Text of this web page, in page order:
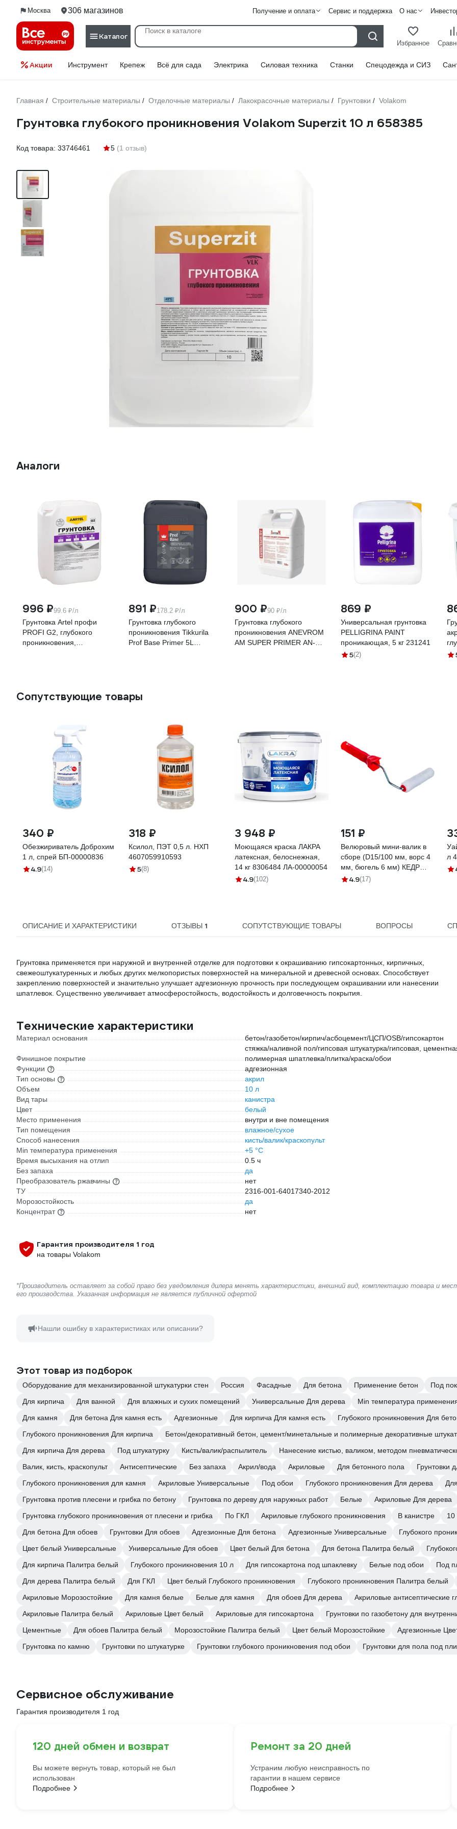
Москва 306 магазинов Получение и оплата Сервис и поддержка О нас
Каталог
Избранное
Акции Инструмент Крепеж Всё для сада Электрика Силовая техника Станки Спецодежда и СИЗ
Главная / Строительные материалы / Отделочные материалы / Лакокрасочные материалы / Грунтовки / Volakom
Грунтовка глубокого проникновения Volakom Superzit 10 л 658385
Код товара: 33746461 5 (1 отзыв)
Аналоги
996 ₽99.6 ₽/л
Грунтовка Artel профи
PROFI G2, глубокого
проникновения,
891 ₽178.2 ₽/л
Грунтовка глубокого
проникновения Tikkurila
Prof Base Primer 5L
900 ₽90 ₽/л
Грунтовка глубокого
проникновения ANEVROM
AM SUPER PRIMER AN-
869 ₽
Универсальная грунтовка
PELLIGRINA PAINT
проникающая, 5 кг 231241
5(2)
кг
Сопутствующие товары
340 ₽
Обезжириватель Доброхим
1 л, спрей БП-00000836
4.9(14)
318 ₽
Ксилол, ПЭТ 0,5 л. НХП
4607059910593
5(8)
3 948 ₽
Моющаяся краска ЛАКРА
латексная, белоснежная,
14 кг 8306484 ЛА-00000054
4.9(102)
151 ₽
Велюровый мини-валик в
сборе (D15/100 мм, ворс 4
мм, бюгель 6 мм) КЕДР
043-1510 25948
4.9(17)
л
ОПИСАНИЕ И ХАРАКТЕРИСТИКИ ОТЗЫВЫ 1 СОПУТСТВУЮЩИЕ ТОВАРЫ ВОПРОСЫ
Грунтовка применяется при наружной и внутренней отделке для подготовки к окрашиванию гипсокартонных, кирпичных,
свежеоштукатуренных и любых других мелкопористых поверхностей на минеральной и древесной основах. Способствует
закреплению поверхностей и значительно улучшает адгезионную прочность при последующем окрашивании или нанесении
шпатлевок. Существенно увеличивает атмосферостойкость, водостойкость и долговечность покрытия.
Технические характеристики
Материал основания бетон/газобетон/кирпич/асбоцемент/ЦСП/OSB/гипсокартон
Финишное покрытие
стяжка/наливной пол/гипсовая штукатурка/гипсовая,
полимерная шпатлевка/плитка/краска/обои
Функции
адгезионная
Тип основы
акрил
Объем
10 л
Вид тары
канистра
Цвет
белый
Место применения
внутри и вне помещения
Тип помещения
влажное/сухое
Способ нанесения
кисть/валик/краскопульт
Min температура применения
+5 °С
Время высыхания на отлип
0.5 ч
Без запаха
да
Преобразователь ржавчины
нет
ТУ
2316-001-64017340-2012
Морозостойкость
да
Концентрат
нет
Гарантия производителя 1 год
на товары Volakom
*Производитель оставляет за собой право без уведомления дилера менять характеристики, внешний вид, комплектацию товара и
его производства. Указанная информация не является публичной офертой
Нашли ошибку в характеристиках или описании?
Этот товар из подборок
Оборудование для механизированной штукатурки стен Россия Фасадные Для бетона Применение бетон
Под
Для кирпича
Для ванной Для влажных и сухих помещений Универсальные Для дерева
Min температура
Для камня
Для бетона Для камня есть Адгезионные Для кирпича Для камня есть
Глубокого проникновения Для
Глубокого проникновения Для кирпича
Бетон/декоративный бетон, цемент/минетальные и полимерные декоративные
Для кирпича Для дерева
Под штукатурку Кисть/валик/распылитель
Нанесение кистью, валиком, методом
Валик, кисть, краскопульт
Антисептические Без запаха Акрил/вода Акриловые Для бетонного пола
Грунтовки
Глубокого проникновения для камня
Акриловые Универсальные Под обои Глубокого проникновения Для дерева
Грунтовка против плесени и грибка по бетону
Грунтовка по дереву для наружных работ Белые
Акриловые Для дерева
Грунтовка глубокого проникновения от плесени и грибка
По ГКЛ Акриловые глубокого проникновения В канистре
10
Для бетона Для обоев
Грунтовки Для обоев Адгезионные Для бетона Адгезионные Универсальные
Глубокого
Цвет белый Универсальные
Универсальные Для обоев Цвет белый Для бетона Для бетона Палитра белый
Для кирпича Палитра белый
Глубокого проникновения 10 л Для гипсокартона под шпаклевку Белые под обои
Под
Для дерева Палитра белый
Для ГКЛ Цвет белый Глубокого проникновения
Глубокого проникновения Палитра белый
Акриловые Морозостойкие
Для камня белые Белые для камня Для обоев Для дерева
Акриловые антисептические
Акриловые Палитра белый
Акриловые Цвет белый Акриловые для гипсокартона
Грунтовки по газобетону для
Цементные
Для обоев Палитра белый Морозостойкие Палитра белый Цвет белый Морозостойкие
Адгезионные
Грунтовка по камню
Грунтовки по штукатурке Грунтовки глубокого проникновения под обои Грунтовки для пола под
Сервисное обслуживание
Гарантия производителя 1 год
120 дней обмен и возврат
Вы можете вернуть товар, который не был
использован
Подробнее
Ремонт за 20 дней
Устраним любую неисправность по
гарантии в нашем сервисе
Подробнее